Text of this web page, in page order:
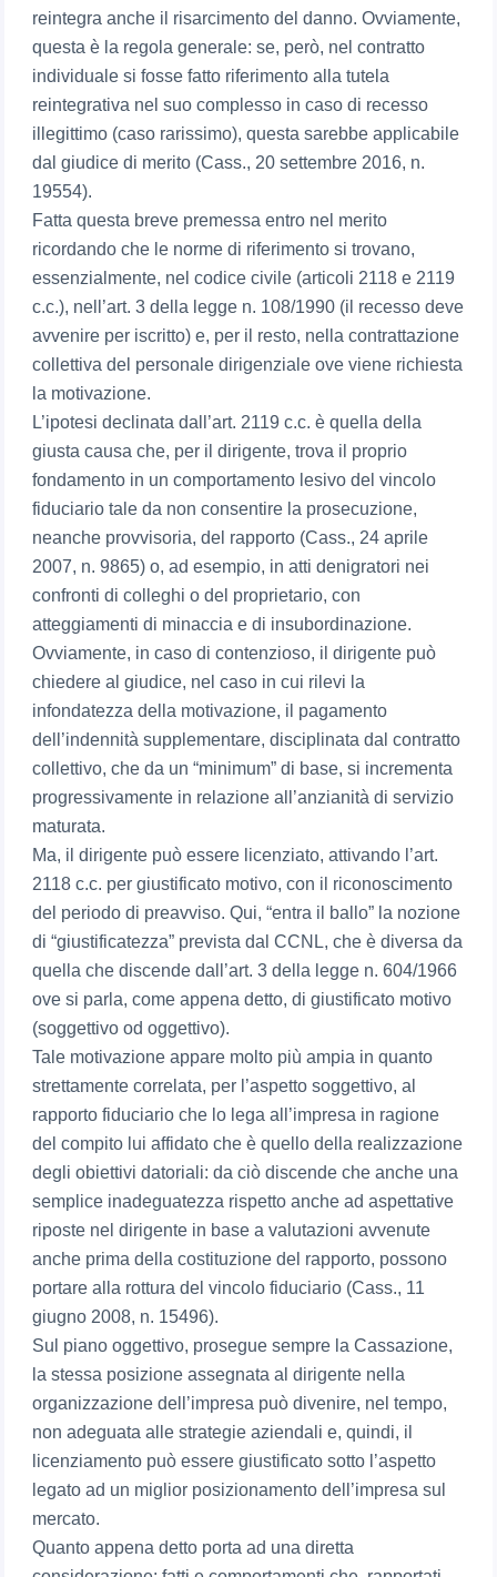
reintegra anche il risarcimento del danno. Ovviamente,
questa è la regola generale: se, però, nel contratto
individuale si fosse fatto riferimento alla tutela
reintegrativa nel suo complesso in caso di recesso
illegittimo (caso rarissimo), questa sarebbe applicabile
dal giudice di merito (Cass., 20 settembre 2016, n.
19554).
Fatta questa breve premessa entro nel merito
ricordando che le norme di riferimento si trovano,
essenzialmente, nel codice civile (articoli 2118 e 2119
c.c.), nell’art. 3 della legge n. 108/1990 (il recesso deve
avvenire per iscritto) e, per il resto, nella contrattazione
collettiva del personale dirigenziale ove viene richiesta
la motivazione.
L’ipotesi declinata dall’art. 2119 c.c. è quella della
giusta causa che, per il dirigente, trova il proprio
fondamento in un comportamento lesivo del vincolo
fiduciario tale da non consentire la prosecuzione,
neanche provvisoria, del rapporto (Cass., 24 aprile
2007, n. 9865) o, ad esempio, in atti denigratori nei
confronti di colleghi o del proprietario, con
atteggiamenti di minaccia e di insubordinazione.
Ovviamente, in caso di contenzioso, il dirigente può
chiedere al giudice, nel caso in cui rilevi la
infondatezza della motivazione, il pagamento
dell’indennità supplementare, disciplinata dal contratto
collettivo, che da un “minimum” di base, si incrementa
progressivamente in relazione all’anzianità di servizio
maturata.
Ma, il dirigente può essere licenziato, attivando l’art.
2118 c.c. per giustificato motivo, con il riconoscimento
del periodo di preavviso. Qui, “entra il ballo” la nozione
di “giustificatezza” prevista dal CCNL, che è diversa da
quella che discende dall’art. 3 della legge n. 604/1966
ove si parla, come appena detto, di giustificato motivo
(soggettivo od oggettivo).
Tale motivazione appare molto più ampia in quanto
strettamente correlata, per l’aspetto soggettivo, al
rapporto fiduciario che lo lega all’impresa in ragione
del compito lui affidato che è quello della realizzazione
degli obiettivi datoriali: da ciò discende che anche una
semplice inadeguatezza rispetto anche ad aspettative
riposte nel dirigente in base a valutazioni avvenute
anche prima della costituzione del rapporto, possono
portare alla rottura del vincolo fiduciario (Cass., 11
giugno 2008, n. 15496).
Sul piano oggettivo, prosegue sempre la Cassazione,
la stessa posizione assegnata al dirigente nella
organizzazione dell’impresa può divenire, nel tempo,
non adeguata alle strategie aziendali e, quindi, il
licenziamento può essere giustificato sotto l’aspetto
legato ad un miglior posizionamento dell’impresa sul
mercato.
Quanto appena detto porta ad una diretta